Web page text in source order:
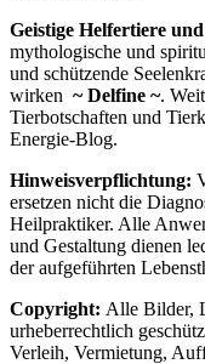
Geistige Helfertiere
mythologische und
und schützende
wirken ~ Delfine ~.
Tierbotschaften und
Energie-Blog.
Hinweisverpflichtung:
ersetzen nicht die
Heilpraktiker. Alle
und Gestaltung dienen
der aufgeführten
Copyright: Alle Bilder,
urheberrechtlich
Verleih, Vermietung,